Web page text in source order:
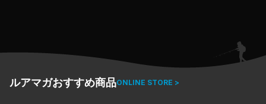
ルアマガおすすめ商品ONLINE STORE >